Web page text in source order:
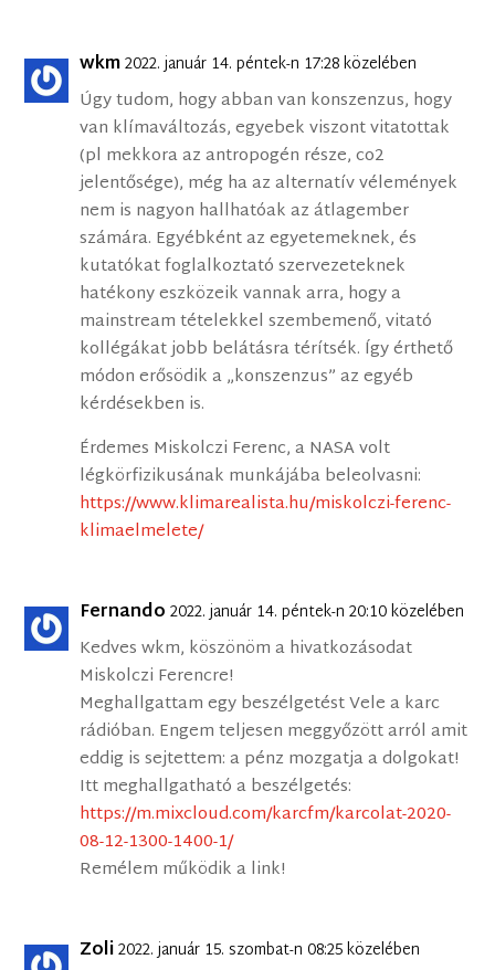
wkm2022. január 14. péntek-n 17:28 közelében
Úgy tudom, hogy abban van konszenzus, hogy
van klímaváltozás, egyebek viszont vitatottak
(pl mekkora az antropogén része, co2
jelentősége), még ha az alternatív vélemények
nem is nagyon hallhatóak az átlagember
számára. Egyébként az egyetemeknek, és
kutatókat foglalkoztató szervezeteknek
hatékony eszközeik vannak arra, hogy a
mainstream tételekkel szembemenő, vitató
kollégákat jobb belátásra térítsék. Így érthető
módon erősödik a „konszenzus” az egyéb
kérdésekben is.
Érdemes Miskolczi Ferenc, a NASA volt
légkörfizikusának munkájába beleolvasni:
https://www.klimarealista.hu/miskolczi-ferenc-
klimaelmelete/
Fernando 2022. január 14. péntek-n 20:10 közelében
Kedves wkm, köszönöm a hivatkozásodat
Miskolczi Ferencre!
Meghallgattam egy beszélgetést Vele a karc
rádióban. Engem teljesen meggyőzött arról amit
eddig is sejtettem: a pénz mozgatja a dolgokat!
Itt meghallgatható a beszélgetés:
https://m.mixcloud.com/karcfm/karcolat-2020-
08-12-1300-1400-1/
Remélem működik a link!
Zoli2022. január 15. szombat-n 08:25 közelében